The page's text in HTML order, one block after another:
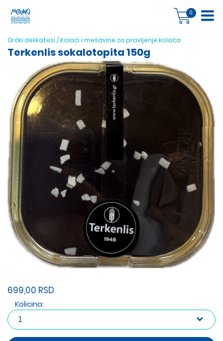
0
Grčki delikatesi /Kolači i mešavine za pravljenje kolača
Terkenlis sokalotopita 150g
699,00 RSD
Kolicina: